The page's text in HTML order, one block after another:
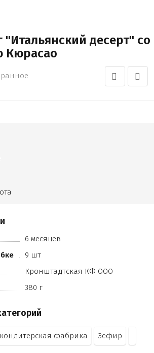
десерт" со
Кюрасао
Е1336 месяцев
9 шт
Кронштадтская КФ ООО
380 г
фабрика Зефир